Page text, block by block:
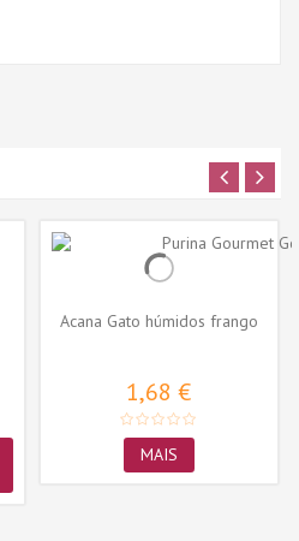
Acana Gato húmidos frango
1,68 €
MAIS